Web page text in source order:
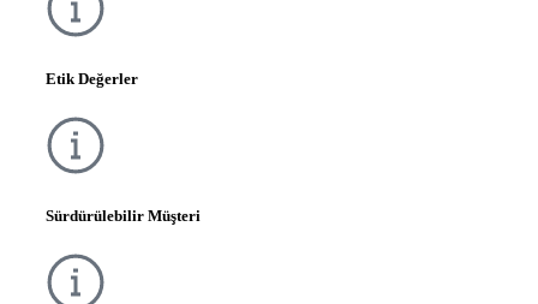
Etik Değerler
Sürdürülebilir Müşteri